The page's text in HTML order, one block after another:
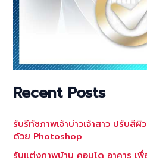
Recent Posts
รับรีทัชภาพเจ้าบ่าวเจ้าสาว ปรับสี
ด้วย Photoshop
รับแต่งภาพบ้าน คอนโด อาคาร เพื่